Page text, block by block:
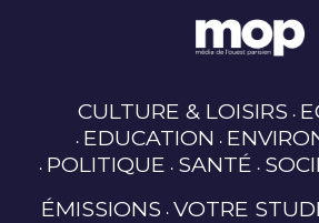
CULTURE & LOISIRS
EDUCATION
POLITIQUE SANTÉ
ÉMISSIONS VOTRE